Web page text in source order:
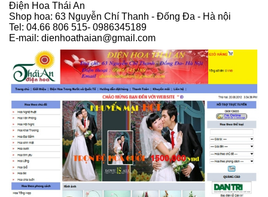
Điện Hoa Thái An
Shop hoa: 63 Nguyễn Chí Thanh - Đống Đa - Hà nội
Tel: 04.66 806 515- 0986345189
E-mail: dienhoathaian@gmail.com